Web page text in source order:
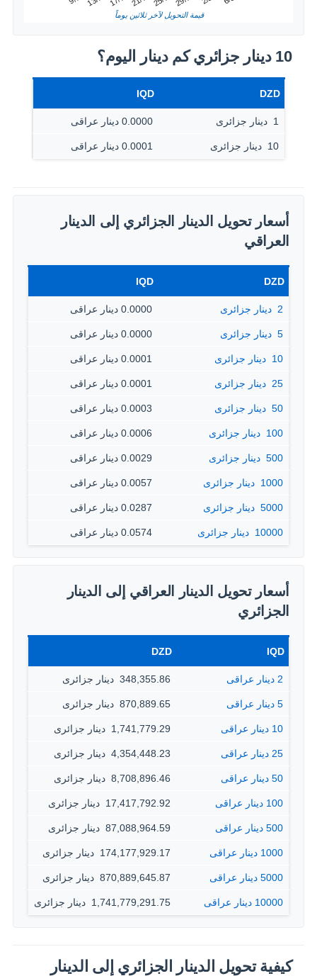
قيمة التحويل لآخر ثلاثين يوماً
10 دينار جزائري كم دينار اليوم؟
DZD
IQD
1 ‏ دينار جزائرى 0.0000 دينار عراقى
10 ‏ دينار جزائرى 0.0001 دينار عراقى
أسعار تحويل الدينار الجزائري إلى الدينار
العراقي
DZD
IQD
2 ‏ دينار جزائرى 0.0000 دينار عراقى
5 ‏ دينار جزائرى 0.0000 دينار عراقى
10 ‏ دينار جزائرى 0.0001 دينار عراقى
25 ‏ دينار جزائرى 0.0001 دينار عراقى
50 ‏ دينار جزائرى 0.0003 دينار عراقى
100 ‏ دينار جزائرى 0.0006 دينار عراقى
500 ‏ دينار جزائرى 0.0029 دينار عراقى
1000 ‏ دينار جزائرى 0.0057 دينار عراقى
5000 ‏ دينار جزائرى 0.0287 دينار عراقى
10000 ‏ دينار جزائرى 0.0574 دينار عراقى
أسعار تحويل الدينار العراقي إلى الدينار
الجزائري
IQD
DZD
2 دينار عراقى 348,355.86 ‏ دينار جزائرى
5 دينار عراقى 870,889.65 ‏ دينار جزائرى
10 دينار عراقى 1,741,779.29 ‏ دينار جزائرى
25 دينار عراقى 4,354,448.23 ‏ دينار جزائرى
50 دينار عراقى 8,708,896.46 ‏ دينار جزائرى
100 دينار عراقى 17,417,792.92 ‏ دينار جزائرى
500 دينار عراقى 87,088,964.59 ‏ دينار جزائرى
1000 دينار عراقى 174,177,929.17 ‏ دينار جزائرى
5000 دينار عراقى 870,889,645.87 ‏ دينار جزائرى
10000 دينار عراقى 1,741,779,291.75 ‏ دينار جزائرى
كيفية تحويل الدينار الجزائري إلى الدينار